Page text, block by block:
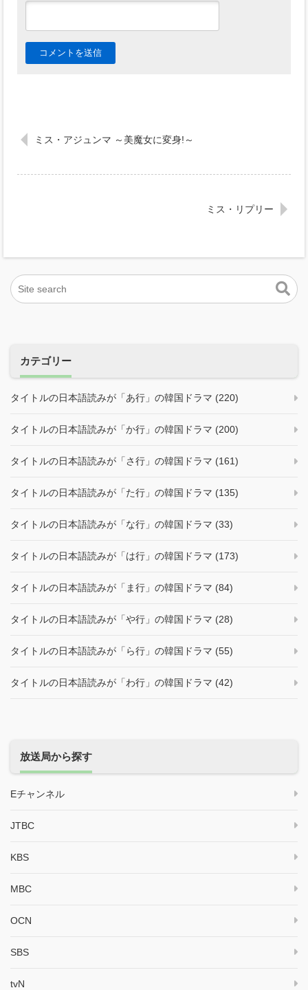
ミス・アジュンマ ～美魔女に変身!～
ミス・リプリー
カテゴリー
タイトルの日本語読みが「あ行」の韓国ドラマ (220)
タイトルの日本語読みが「か行」の韓国ドラマ (200)
タイトルの日本語読みが「さ行」の韓国ドラマ (161)
タイトルの日本語読みが「た行」の韓国ドラマ (135)
タイトルの日本語読みが「な行」の韓国ドラマ (33)
タイトルの日本語読みが「は行」の韓国ドラマ (173)
タイトルの日本語読みが「ま行」の韓国ドラマ (84)
タイトルの日本語読みが「や行」の韓国ドラマ (28)
タイトルの日本語読みが「ら行」の韓国ドラマ (55)
タイトルの日本語読みが「わ行」の韓国ドラマ (42)
放送局から探す
Eチャンネル
JTBC
KBS
MBC
OCN
SBS
tvN